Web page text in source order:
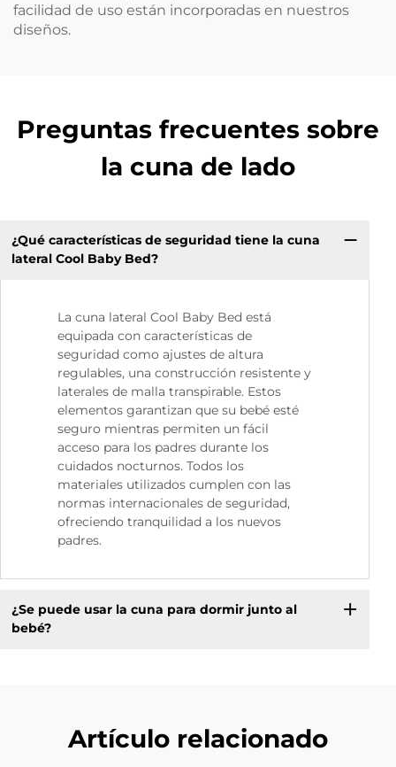
facilidad de uso están incorporadas en nuestros
diseños.
Preguntas frecuentes sobre
la cuna de lado
¿Qué características de seguridad tiene la cuna
lateral Cool Baby Bed?
La cuna lateral Cool Baby Bed está
equipada con características de
seguridad como ajustes de altura
regulables, una construcción resistente y
laterales de malla transpirable. Estos
elementos garantizan que su bebé esté
seguro mientras permiten un fácil
acceso para los padres durante los
cuidados nocturnos. Todos los
materiales utilizados cumplen con las
normas internacionales de seguridad,
ofreciendo tranquilidad a los nuevos
padres.
¿Se puede usar la cuna para dormir junto al
bebé?
Artículo relacionado